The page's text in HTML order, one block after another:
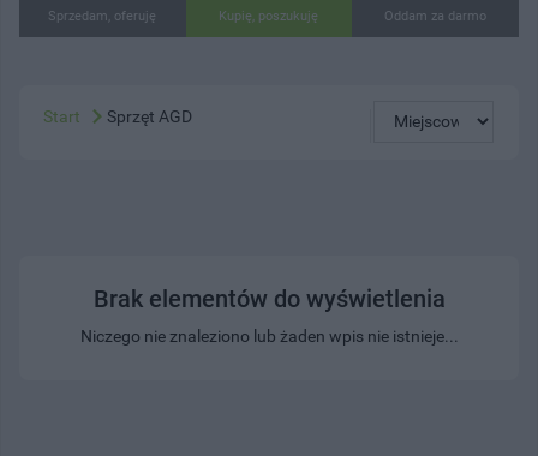
Sprzedam, oferuję Kupię, poszukuję Oddam za darmo
Start Sprzęt AGD
Brak elementów do wyświetlenia
Niczego nie znaleziono lub żaden wpis nie istnieje...